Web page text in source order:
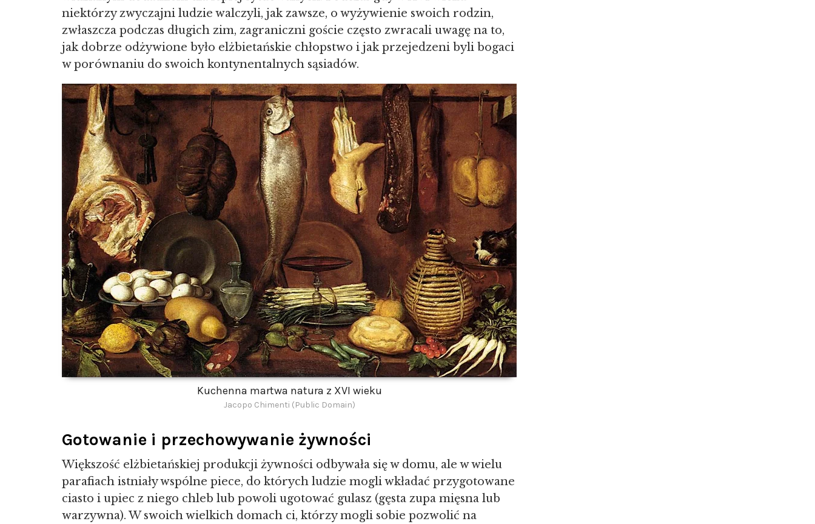
niektórzy zwyczajni ludzie walczyli, jak zawsze, o wyżywienie swoich rodzin,
zwłaszcza podczas długich zim, zagraniczni goście często zwracali uwagę na to,
jak dobrze odżywione było elżbietańskie chłopstwo i jak przejedzeni byli bogaci
w porównaniu do swoich kontynentalnych sąsiadów.
Kuchenna martwa natura z XVI wieku
Jacopo Chimenti (Public Domain)
Gotowanie i przechowywanie żywności
Większość elżbietańskiej produkcji żywności odbywała się w domu, ale w wielu
parafiach istniały wspólne piece, do których ludzie mogli wkładać przygotowane
ciasto i upiec z niego chleb lub powoli ugotować gulasz (gęsta zupa mięsna lub
warzywna). W swoich wielkich domach ci, którzy mogli sobie pozwolić na